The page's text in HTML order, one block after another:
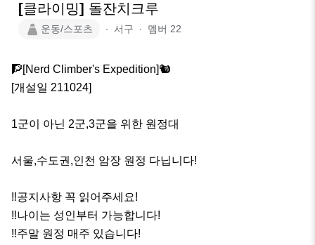
[클라이밍] 돌잔치크루
운동/스포츠 ∙ 서구 ∙ 멤버 22
🧗[Nerd Climber's Expedition]🐿
[개설일 211024]
1군이 아닌 2군,3군을 위한 원정대
서울,수도권,인천 암장 원정 다닙니다!
‼️공지사항 꼭 읽어주세요!
‼️나이는 성인부터 가능합니다!
‼️주말 원정 매주 있습니다!